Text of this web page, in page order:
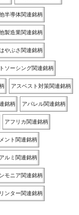
半導体関連銘柄
製造業関連銘柄
やぶさ関連銘柄
ソーシング関連銘柄
アスベスト対策関連銘柄
銘柄 アパレル関連銘柄
アフリカ関連銘柄
ント関連銘柄
アルミ関連銘柄
モニア関連銘柄
ンター関連銘柄